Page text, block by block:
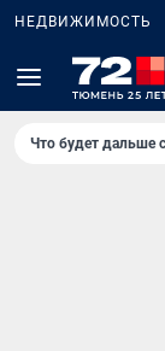
НЕДВИЖИМОСТЬ
Что будет дальше